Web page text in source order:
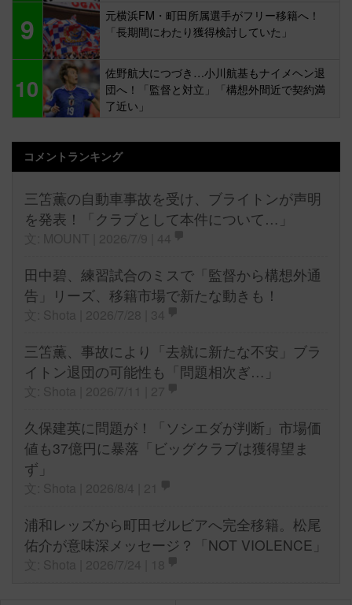
9
元横浜FM・町田所属選手がフリー移籍へ！
「長期間にわたり獲得検討していた」
10
佐野航大につづき…小川航基もナイメヘン退
団へ！「監督と対立」「構想外間近で契約満
了近い」
コメントランキング
三笘薫の自動車事故を受け、ブライトンが声明
を発表！「クラブとして本件について…」
田中碧、練習試合のミスで「監督から構想外通
告」リーズ、移籍市場で新たな動きも！
三笘薫、事故により「去就に新たな不安」ブラ
イトン退団の可能性も「問題相次ぎ…」
久保建英に問題が！「ソシエダが判断」市場価
値も37億円に暴落「ビッグクラブは獲得望ま
ず」
浦和レッズから町田ゼルビアへ完全移籍。松尾
佑介が意味深メッセージ？「NOT VIOLENCE」